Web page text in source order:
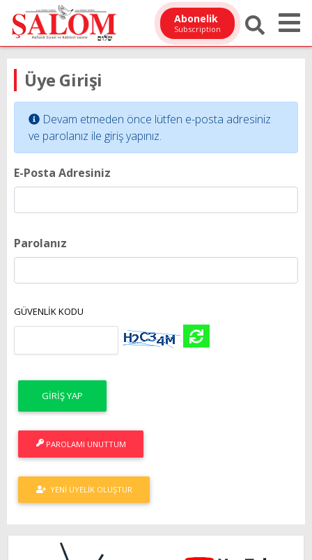
Abonelik
Subscription
Üye Girişi
Devam etmeden önce lütfen e-posta adresiniz
ve parolanız ile giriş yapınız.
E-Posta Adresiniz
Parolanız
GÜVENLİK KODU
PAROLAMI UNUTTUM
YENI ÜYELIK OLUŞTUR